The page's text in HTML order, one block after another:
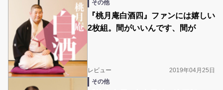
その他
『桃月庵白酒四』ファンには嬉しい
2枚組。間がいいんです、間が
レビュー
2019年04月25日
その他